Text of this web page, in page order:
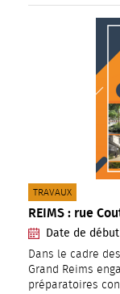
REIMS : rue
Date de
Dans le cadre
Grand Reims
préparatoires
CATÉGORIE(S) :
TRAVAUX